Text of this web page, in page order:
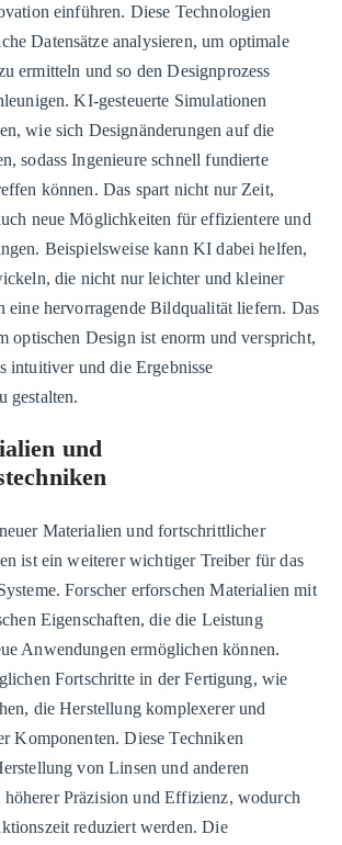
einführen. Diese Technologien
Datensätze analysieren, um optimale
ermitteln und so den Designprozess
KI-gesteuerte Simulationen
wie sich Designänderungen auf die
sodass Ingenieure schnell fundierte
können. Das spart nicht nur Zeit,
neue Möglichkeiten für effizientere und
Beispielsweise kann KI dabei helfen,
die nicht nur leichter und kleiner
eine hervorragende Bildqualität liefern. Das
optischen Design ist enorm und verspricht,
intuitiver und die Ergebnisse
gestalten.
und
Materialien und fortschrittlicher
ist ein weiterer wichtiger Treiber für das
Forscher erforschen Materialien mit
Eigenschaften, die die Leistung
Anwendungen ermöglichen können.
Fortschritte in der Fertigung, wie
die Herstellung komplexerer und
Komponenten. Diese Techniken
von Linsen und anderen
Präzision und Effizienz, wodurch
reduziert werden. Die